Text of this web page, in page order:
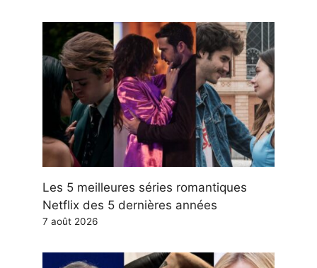
Les 5 meilleures séries romantiques
Netflix des 5 dernières années
7 août 2026